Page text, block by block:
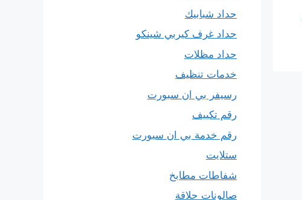
حداد شبابيك
حداد غرف كيربي شينكو
حداد مظلات
خدمات تنظيف
رسيفر بي ان سبورت
رقم تكييف
رقم خدمة بي ان سبورت
ستلايت
شفاطات مطابخ
صالونات حلاقة